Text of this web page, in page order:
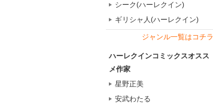
シーク(ハーレクイン)
ギリシャ人(ハーレクイン)
ジャンル一覧はコチラ
ハーレクインコミックスオスス
メ作家
星野正美
安武わたる